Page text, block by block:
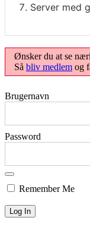
Server med
Ønsker du at se
Så bliv medlem og
Brugernavn
Password
Remember Me